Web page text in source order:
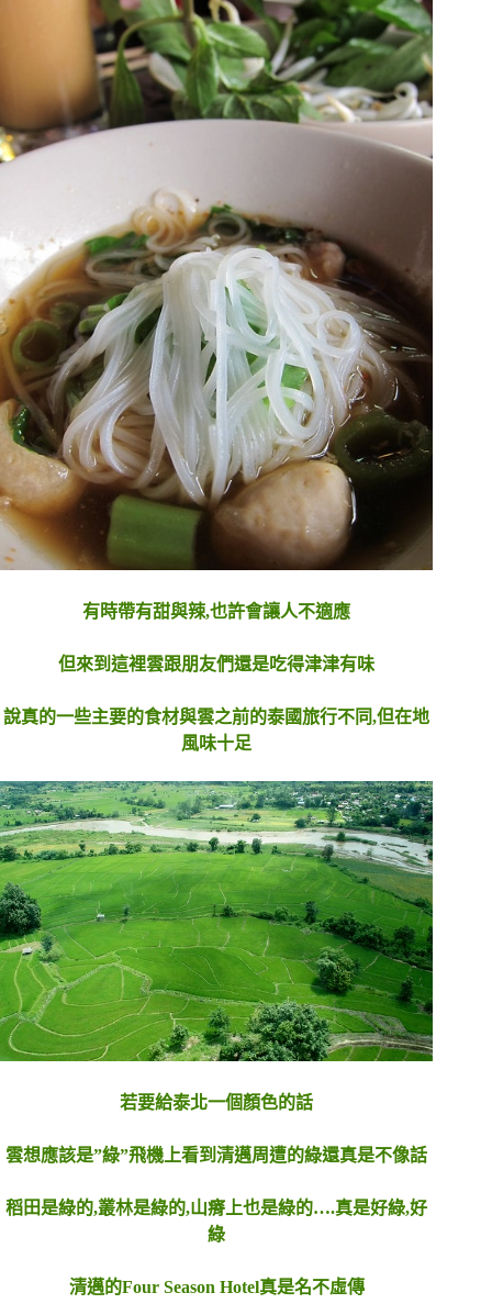
有時帶有甜與辣,也許會讓人不適應
但來到這裡雲跟朋友們還是吃得津津有味
說真的一些主要的食材與雲之前的泰國旅行不同,但在地
風味十足
若要給泰北一個顏色的話
雲想應該是”綠”飛機上看到清邁周遭的綠還真是不像話
稻田是綠的,叢林是綠的,山瘠上也是綠的….真是好綠,好
綠
清邁的Four Season Hotel真是名不虛傳